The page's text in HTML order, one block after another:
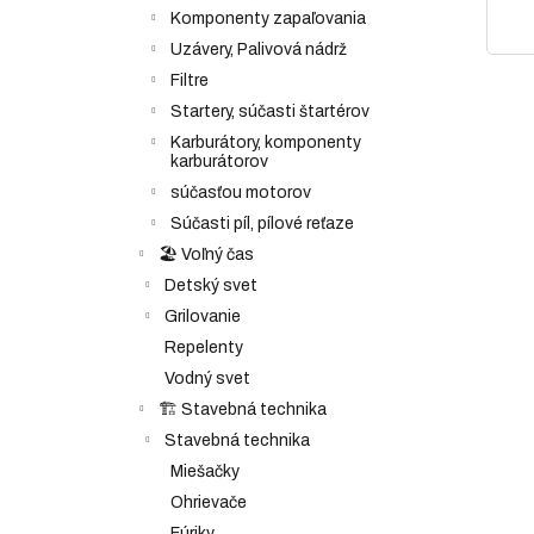
Komponenty zapaľovania
Uzávery, Palivová nádrž
Filtre
Startery, súčasti štartérov
Karburátory, komponenty
karburátorov
súčasťou motorov
Súčasti píl, pílové reťaze
🏖️ Voľný čas
Detský svet
Grilovanie
Repelenty
Vodný svet
🏗️ Stavebná technika
Stavebná technika
Miešačky
Ohrievače